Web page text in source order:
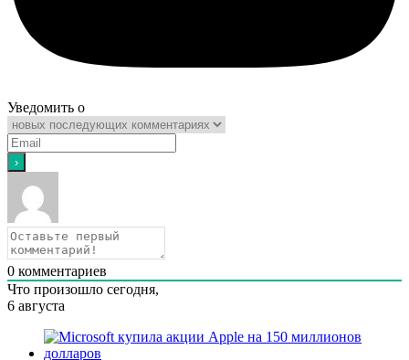
Уведомить о
0 комментариев
Что произошло сегодня,
6 августа